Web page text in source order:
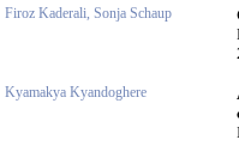
Firoz Kaderali, Sonja Schaup
Kyamakya Kyandoghere